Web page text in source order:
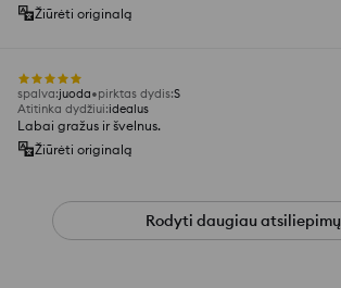
Žiūrėti originalą
spalva:juoda pirktas dydis:S
Atitinka dydžiui:idealus
Labai gražus ir švelnus.
Žiūrėti originalą
Rodyti daugiau atsiliepimų